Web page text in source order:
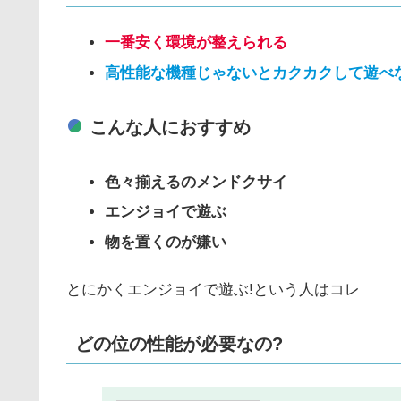
一番安く環境が整えられる
高性能な機種じゃないとカクカクして遊べ
こんな人におすすめ
色々揃えるのメンドクサイ
エンジョイで遊ぶ
物を置くのが嫌い
とにかくエンジョイで遊ぶ!という人はコレ
どの位の性能が必要なの?